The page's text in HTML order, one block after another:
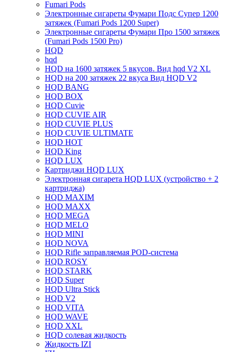
Fumari Pods
Электронные сигареты Фумари Подс Супер 1200
затяжек (Fumari Pods 1200 Super)
Электронные сигареты Фумари Про 1500 затяжек
(Fumari Pods 1500 Pro)
HQD
hqd
HQD на 1600 затяжек 5 вкусов. Вид hqd V2 XL
HQD на 200 затяжек 22 вкуса Вид HQD V2
HQD BANG
HQD BOX
HQD Cuvie
HQD CUVIE AIR
HQD CUVIE PLUS
HQD CUVIE ULTIMATE
HQD HOT
HQD King
HQD LUX
Картриджи HQD LUX
Электронная сигарета HQD LUX (устройство + 2
картриджа)
HQD MAXIM
HQD MAXX
HQD MEGA
HQD MELO
HQD MINI
HQD NOVA
HQD Rifle заправляемая POD-система
HQD ROSY
HQD STARK
HQD Super
HQD Ultra Stick
HQD V2
HQD VITA
HQD WAVE
HQD XXL
HQD солевая жидкость
Жидкость IZI